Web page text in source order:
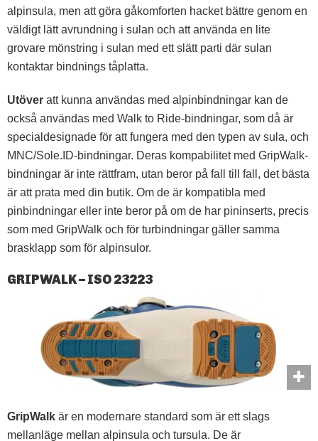
alpinsula, men att göra gåkomforten hacket bättre genom en
väldigt lätt avrundning i sulan och att använda en lite
grovare mönstring i sulan med ett slätt parti där sulan
kontaktar bindnings tåplatta.
Utöver att kunna användas med alpinbindningar kan de
också användas med Walk to Ride-bindningar, som då är
specialdesignade för att fungera med den typen av sula, och
MNC/Sole.ID-bindningar. Deras kompabilitet med GripWalk-
bindningar är inte rättfram, utan beror på fall till fall, det bästa
är att prata med din butik. Om de är kompatibla med
pinbindningar eller inte beror på om de har pininserts, precis
som med GripWalk och för turbindningar gäller samma
brasklapp som för alpinsulor.
GRIPWALK – ISO 23223
GripWalk är en modernare standard som är ett slags
mellanläge mellan alpinsula och tursula. De är